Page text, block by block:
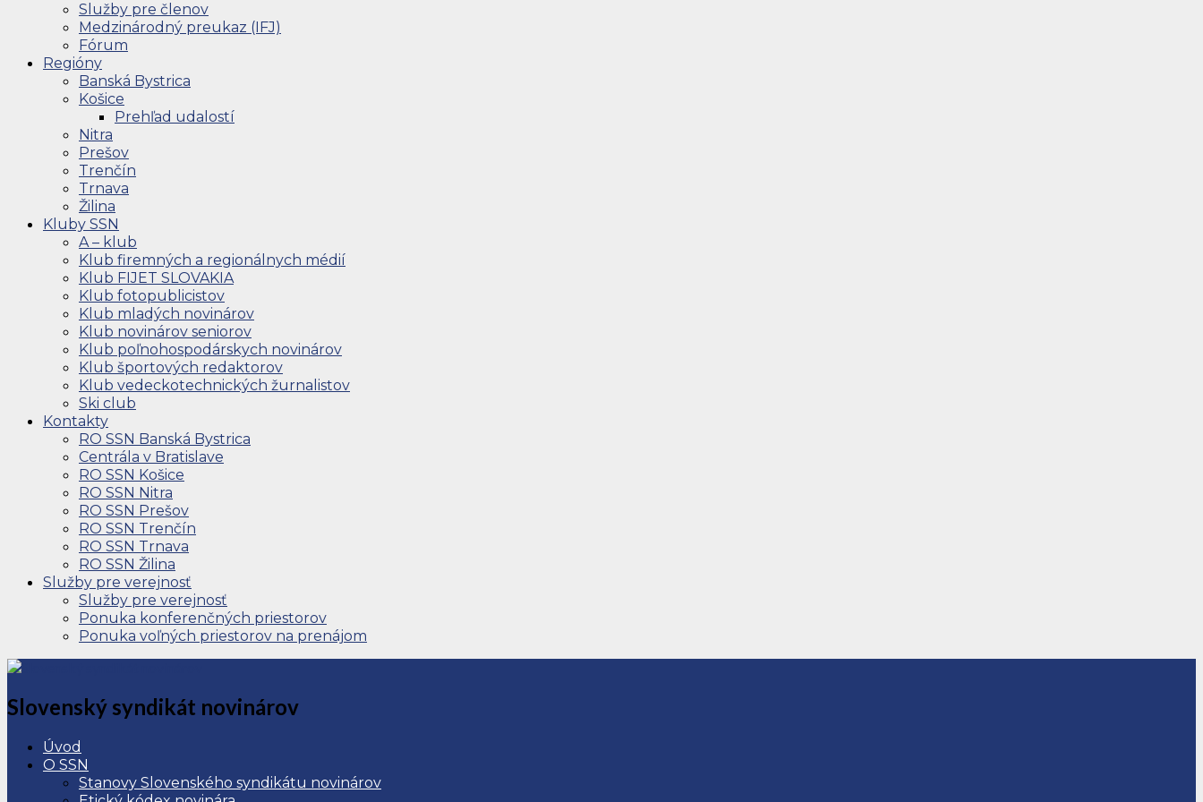
Služby pre členov
Medzinárodný preukaz (IFJ)
Fórum
Regióny
Banská Bystrica
Košice
Prehľad udalostí
Nitra
Prešov
Trenčín
Trnava
Žilina
Kluby SSN
A – klub
Klub firemných a regionálnych médií
Klub FIJET SLOVAKIA
Klub fotopublicistov
Klub mladých novinárov
Klub novinárov seniorov
Klub poľnohospodárskych novinárov
Klub športových redaktorov
Klub vedeckotechnických žurnalistov
Ski club
Kontakty
RO SSN Banská Bystrica
Centrála v Bratislave
RO SSN Košice
RO SSN Nitra
RO SSN Prešov
RO SSN Trenčín
RO SSN Trnava
RO SSN Žilina
Služby pre verejnosť
Služby pre verejnosť
Ponuka konferenčných priestorov
Ponuka voľných priestorov na prenájom
Slovenský syndikát novinárov
Úvod
O SSN
Stanovy Slovenského syndikátu novinárov